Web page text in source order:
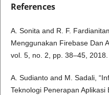
References
A. Sonita and R. F.
Menggunakan Firebase Dan
vol. 5, no. 2, pp. 38–45, 2018.
A. Sudianto and M. Sadali,
Teknologi Penerapan